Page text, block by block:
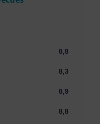
8,8
8,3
8,9
8,8